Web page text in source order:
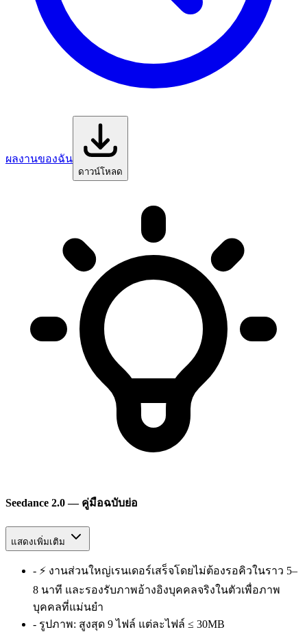
ผลงานของฉัน
ดาวน์โหลด
Seedance 2.0 — คู่มือฉบับย่อ
แสดงเพิ่มเติม
- ⚡ งานส่วนใหญ่เรนเดอร์เสร็จโดยไม่ต้องรอคิวในราว 5–
8 นาที และรองรับภาพอ้างอิงบุคคลจริงในตัวเพื่อภาพ
บุคคลที่แม่นยำ
- รูปภาพ: สูงสุด 9 ไฟล์ แต่ละไฟล์ ≤ 30MB